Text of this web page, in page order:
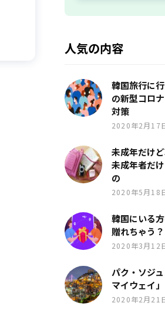
人気の内容
韓国旅行に
の新型コロ
対策
2020年2月17
未成年だけ
未成年者だ
の
2020年5月18
韓国にいる
贈れちゃう？
2020年3月12
パク・ソジ
マイウェイ
2020年2月21